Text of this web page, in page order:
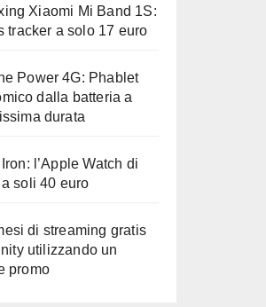
Xiaomi Mi Band 1S:
tracker a solo 17 euro
Power 4G: Phablet
dalla batteria a
durata
l’Apple Watch di
soli 40 euro
di streaming gratis
utilizzando un
promo